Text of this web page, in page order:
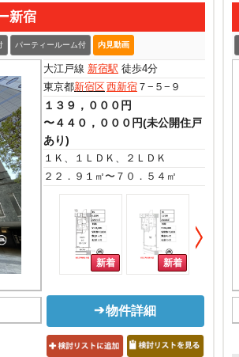
新宿
パーティールーム付 内見動画
大江戸線 新宿駅 徒歩4分
東京都新宿区西新宿 ７−５−９
１３９，０００円
〜４４０，０００円(未公開住戸
あり)
１Ｋ、１ＬＤＫ、２ＬＤＫ
２２．９１㎡〜７０．５４㎡
物件詳細